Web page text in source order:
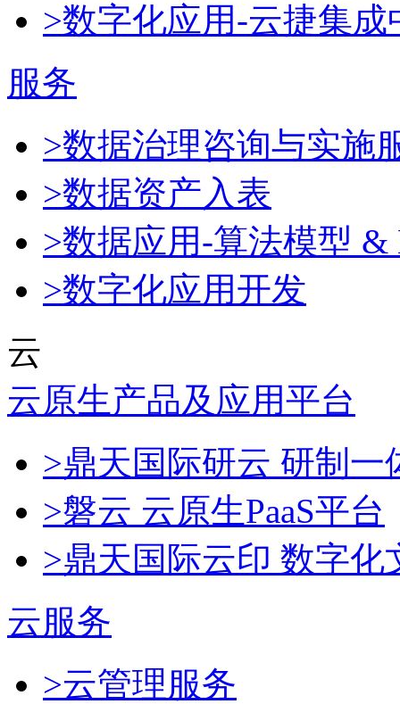
>数字化应用-云捷集成
服务
>数据治理咨询与实施
>数据资产入表
>数据应用-算法模型 &
>数字化应用开发
云
云原生产品及应用平台
>鼎天国际研云 研制
>磐云 云原生PaaS平台
>鼎天国际云印 数字化
云服务
>云管理服务